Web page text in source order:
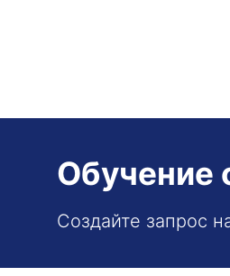
Обучение
Создайте запрос